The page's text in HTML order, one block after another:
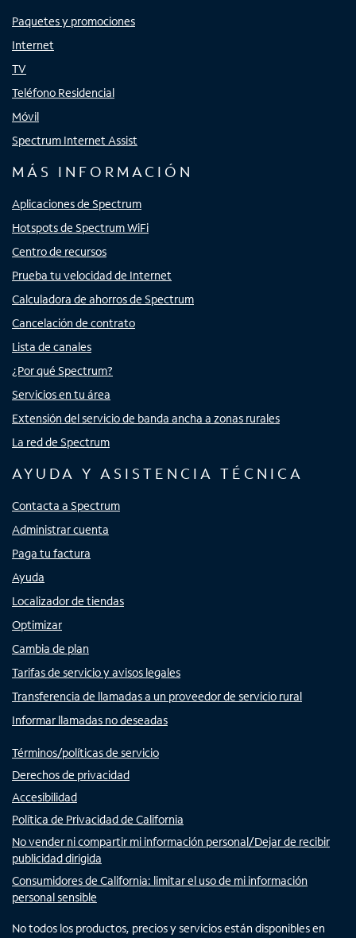
Paquetes y promociones
Internet
TV
Teléfono Residencial
Móvil
Spectrum Internet Assist
MÁS INFORMACIÓN
Aplicaciones de Spectrum
Hotspots de Spectrum WiFi
Centro de recursos
Prueba tu velocidad de Internet
Calculadora de ahorros de Spectrum
Cancelación de contrato
Lista de canales
¿Por qué Spectrum?
Servicios en tu área
Extensión del servicio de banda ancha a zonas rurales
La red de Spectrum
AYUDA Y ASISTENCIA TÉCNICA
Contacta a Spectrum
Administrar cuenta
Paga tu factura
Ayuda
Localizador de tiendas
Optimizar
Cambia de plan
Tarifas de servicio y avisos legales
Transferencia de llamadas a un proveedor de servicio rural
Informar llamadas no deseadas
Términos/políticas de servicio
Derechos de privacidad
Accesibilidad
Política de Privacidad de California
No vender ni compartir mi información personal/Dejar de recibir
publicidad dirigida
Consumidores de California: limitar el uso de mi información
personal sensible
No todos los productos, precios y servicios están disponibles en